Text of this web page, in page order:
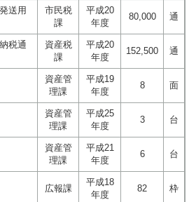
送用
市民税
課
平成20
年度
80,000 通
税通
資産税
課
平成20
年度
152,500 通
資産管
理課
平成19
年度
8 面
資産管
理課
平成25
年度
3 台
資産管
理課
平成21
年度
6 台
広報課
平成18
年度
82 枠